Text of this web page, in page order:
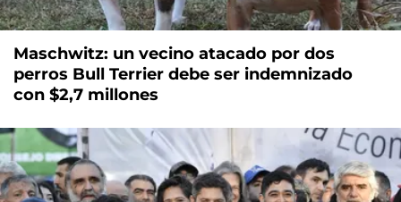
Maschwitz: un vecino atacado por dos
perros Bull Terrier debe ser indemnizado
con $2,7 millones